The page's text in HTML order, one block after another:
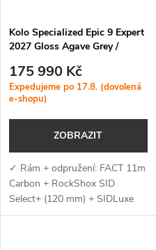
Kolo Specialized Epic 9 Expert
2027 Gloss Agave Grey /
175 990 Kč
Expedujeme po 17.8. (dovolená
e-shopu)
ZOBRAZIT
✓ Rám + odpružení: FACT 11m
Carbon + RockShox SID
Select+ (120 mm) + SIDLuxe
Select+ (120 mm) — lehký